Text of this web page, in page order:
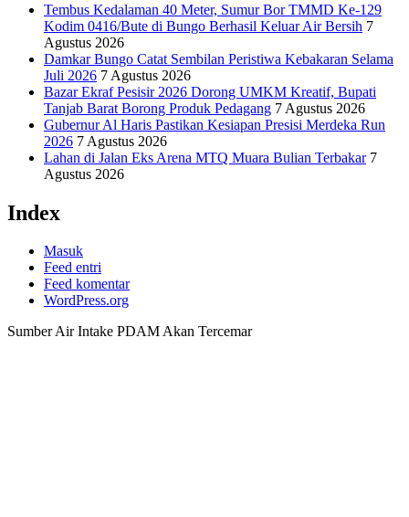
Tembus Kedalaman 40 Meter, Sumur Bor TMMD Ke-129
Kodim 0416/Bute di Bungo Berhasil Keluar Air Bersih 7
Agustus 2026
Damkar Bungo Catat Sembilan Peristiwa Kebakaran Selama
Juli 2026 7 Agustus 2026
Bazar Ekraf Pesisir 2026 Dorong UMKM Kreatif, Bupati
Tanjab Barat Borong Produk Pedagang 7 Agustus 2026
Gubernur Al Haris Pastikan Kesiapan Presisi Merdeka Run
2026 7 Agustus 2026
Lahan di Jalan Eks Arena MTQ Muara Bulian Terbakar 7
Agustus 2026
Index
Masuk
Feed entri
Feed komentar
WordPress.org
Sumber Air Intake PDAM Akan Tercemar